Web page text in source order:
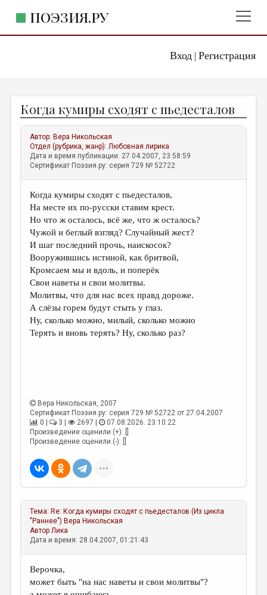
Вход| Регистрация
ПОЭЗИЯ.РУ
ЖАНРЫ
АВТОРЫ
КОММЕНТАРИИ
ЛИТСАЛОН
НОВОСТИ
ПРАВИЛА САЙТА
ОТДЕЛЫ И РУБРИКИ
ИЗБРАННОЕ
ДАЙДЖЕСТ
ПРОИЗВЕДЕНИЯ
ПЕРЕВОДЫ
ОБЗОР ЛИТЕРАТУРЫ
СТРАНИЦЫ ПАМЯТИ
КОЛОНКА РЕДАКТОРА
РЕДКОЛЛЕГИЯ
ОТ РЕДАКЦИИ
МАЛАЯ ПРОЗА
ЛИТЕРАТУРОВЕДЕНИЕ
Когда кумиры сходят с пьедесталов
Автор: Вера Никольская
Отдел (рубрика, жанр):Любовная лирика
Дата и время публикации: 27.04.2007, 23:58:59
Сертификат Поэзия.ру: серия 729 № 52722
Когда кумиры сходят с пьедесталов,
На месте их по-русски ставим крест.
Но что ж осталось, всё же, что ж осталось?
Чужой и беглый взгляд? Случайный жест?
И шаг последний прочь, наискосок?
Вооружившись истиной, как бритвой,
Кромсаем мы и вдоль, и поперёк
Свои наветы и свои молитвы.
Молитвы, что для нас всех правд дороже.
А слёзы горем будут стыть у глаз.
Ну, сколько можно, милый, сколько можно
Терять и вновь терять? Ну, сколько раз?
Вера Никольская, 2007
Сертификат Поэзия.ру: серия 729 № 52722 от 27.04.2007
0 |
3 | 2697 |
07.08.2026. 23:10:22
Произведение оценили (+): []
Произведение оценили (-): []
Тема: Re: Когда кумиры сходят с пьедесталов (Из цикла
"Раннее") Вера Никольская
АвторЛика
Дата и время: 28.04.2007, 01:21:43
Верочка,
может быть "на нас наветы и свои молитвы"?